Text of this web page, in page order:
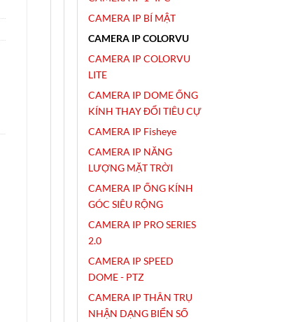
CAMERA IP BÍ MẬT
CAMERA IP COLORVU
CAMERA IP COLORVU
LITE
CAMERA IP DOME ỐNG
KÍNH THAY ĐỔI TIÊU CỰ
CAMERA IP Fisheye
CAMERA IP NĂNG
LƯỢNG MẶT TRỜI
CAMERA IP ỐNG KÍNH
GÓC SIÊU RỘNG
CAMERA IP PRO SERIES
2.0
CAMERA IP SPEED
DOME - PTZ
CAMERA IP THÂN TRỤ
NHẬN DẠNG BIỂN SỐ